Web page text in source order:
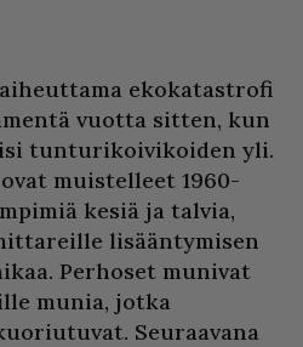
ekokatastrofi
vuotta sitten, kun
tunturikoivikoiden yli.
muistelleet 1960-
kesiä ja talvia,
lisääntymisen
Perhoset munivat
munia, jotka
Seuraavana